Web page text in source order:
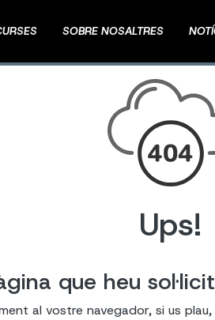
SOBRE NOSALTRES
Ups!
que heu
al vostre navegador, si us